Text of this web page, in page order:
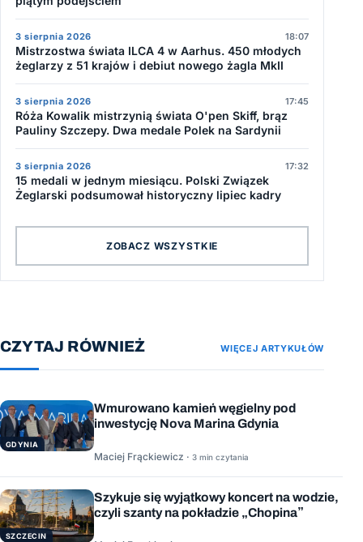
3 sierpnia 2026 18:07
Mistrzostwa świata ILCA 4 w Aarhus. 450 młodych
żeglarzy z 51 krajów i debiut nowego żagla MkII
3 sierpnia 2026 17:45
Róża Kowalik mistrzynią świata O'pen Skiff, brąz
Pauliny Szczepy. Dwa medale Polek na Sardynii
3 sierpnia 2026 17:32
15 medali w jednym miesiącu. Polski Związek
Żeglarski podsumował historyczny lipiec kadry
ZOBACZ WSZYSTKIE
CZYTAJ RÓWNIEŻ WIĘCEJ ARTYKUŁÓW
GDYNIA
Wmurowano kamień węgielny pod
inwestycję Nova Marina Gdynia
Maciej Frąckiewicz · 3 min czytania
SZCZECIN
Szykuje się wyjątkowy koncert na wodzie,
czyli szanty na pokładzie „Chopina”